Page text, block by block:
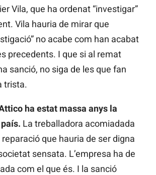
Vila, que ha ordenat “investigar”
Vila hauria de mirar que
no acabe com han acabat
precedents. I que si al remat
sanció, no siga de les que fan
trista.
ha estat massa anys la
La treballadora acomiadada
que hauria de ser digna
sensata. L’empresa ha de
com el que és. I la sanció